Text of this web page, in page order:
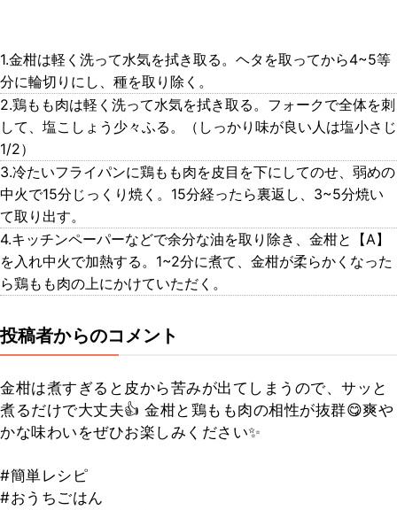
1.金柑は軽く洗って水気を拭き取る。ヘタを取ってから4~5等
分に輪切りにし、種を取り除く。
2.鶏もも肉は軽く洗って水気を拭き取る。フォークで全体を刺
して、塩こしょう少々ふる。（しっかり味が良い人は塩小さじ
1/2）
3.冷たいフライパンに鶏もも肉を皮目を下にしてのせ、弱めの
中火で15分じっくり焼く。15分経ったら裏返し、3~5分焼い
て取り出す。
4.キッチンペーパーなどで余分な油を取り除き、金柑と【A】
を入れ中火で加熱する。1~2分に煮て、金柑が柔らかくなった
ら鶏もも肉の上にかけていただく。
投稿者からのコメント
金柑は煮すぎると皮から苦みが出てしまうので、サッと
煮るだけで大丈夫👍 金柑と鶏もも肉の相性が抜群😋爽や
かな味わいをぜひお楽しみください✨
#簡単レシピ
#おうちごはん